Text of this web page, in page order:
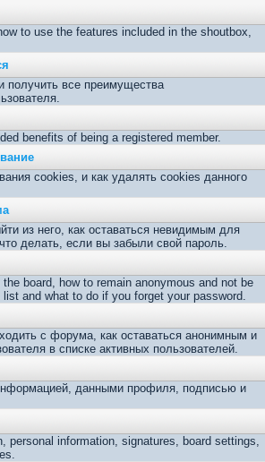
to use the features included in the shoutbox,
получить все преимущества
benefits of being a registered member.
cookies, и как удалять cookies данного
из него, как оставаться невидимым для
делать, если вы забыли свой пароль.
board, how to remain anonymous and not be
and what to do if you forget your password.
с форума, как оставаться анонимным и
в списке активных пользователей.
данными профиля, подписью и
personal information, signatures, board settings,